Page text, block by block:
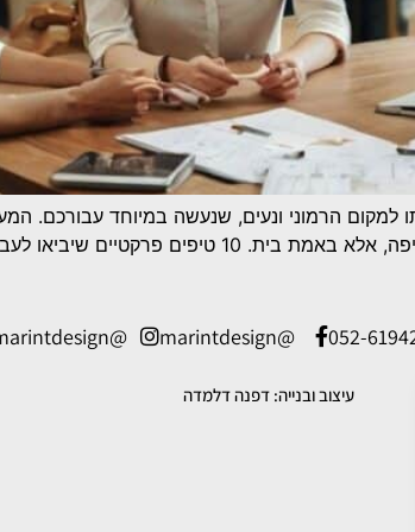
הרמוני ונעים, שנעשה במיוחד עבורכם.
בדימיונכם, ויתמקד בכל פרט, כדי שהבית יהיה לא רק מקום
052-
@marintdesign
@marintdesign
עיצוב ובנייה: דפנה דלמדה